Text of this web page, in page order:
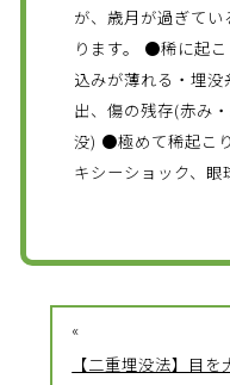
が、歳月が過ぎて
ります。 ●稀に起
込みが薄れる・埋
出、傷の残存(赤み
没) ●極めて稀起こ
キシーショック、眼
«
【二重埋没法】目